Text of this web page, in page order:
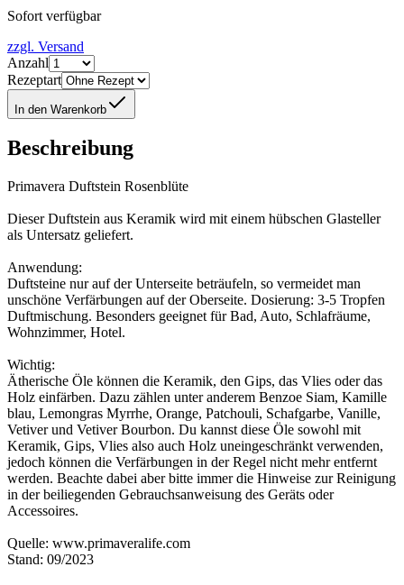
Sofort verfügbar
zzgl. Versand
Anzahl
Rezeptart
In den Warenkorb
Beschreibung
Primavera Duftstein Rosenblüte
Dieser Duftstein aus Keramik wird mit einem hübschen Glasteller
als Untersatz geliefert.
Anwendung:
Duftsteine nur auf der Unterseite beträufeln, so vermeidet man
unschöne Verfärbungen auf der Oberseite. Dosierung: 3-5 Tropfen
Duftmischung. Besonders geeignet für Bad, Auto, Schlafräume,
Wohnzimmer, Hotel.
Wichtig:
Ätherische Öle können die Keramik, den Gips, das Vlies oder das
Holz einfärben. Dazu zählen unter anderem Benzoe Siam, Kamille
blau, Lemongras Myrrhe, Orange, Patchouli, Schafgarbe, Vanille,
Vetiver und Vetiver Bourbon. Du kannst diese Öle sowohl mit
Keramik, Gips, Vlies also auch Holz uneingeschränkt verwenden,
jedoch können die Verfärbungen in der Regel nicht mehr entfernt
werden. Beachte dabei aber bitte immer die Hinweise zur Reinigung
in der beiliegenden Gebrauchsanweisung des Geräts oder
Accessoires.
Quelle: www.primaveralife.com
Stand: 09/2023